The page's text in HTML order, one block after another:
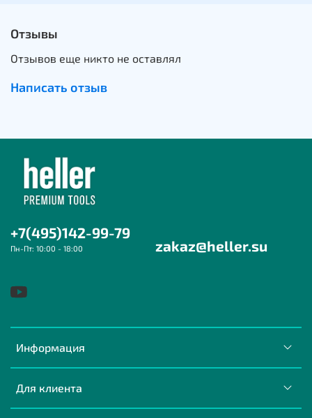
Отзывы
Отзывов еще никто не оставлял
Написать отзыв
Информация
Для клиента
+7(495)142-99-79
Пн-Пт: 10:00 - 18:00 zakaz@heller.su